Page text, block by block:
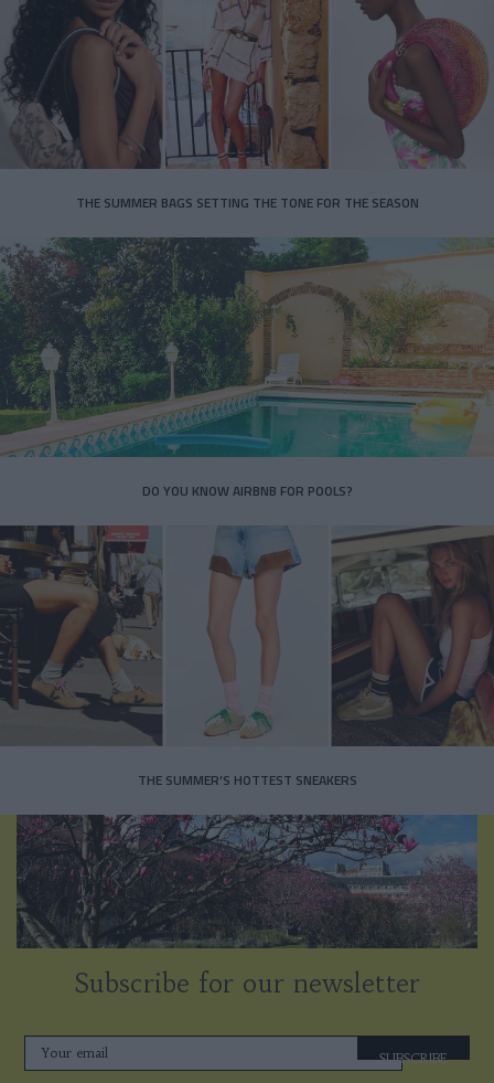
THE SUMMER BAGS SETTING THE TONE FOR THE SEASON
DO YOU KNOW AIRBNB FOR POOLS?
THE SUMMER’S HOTTEST SNEAKERS
Subscribe for our newsletter
SUBSCRIBE